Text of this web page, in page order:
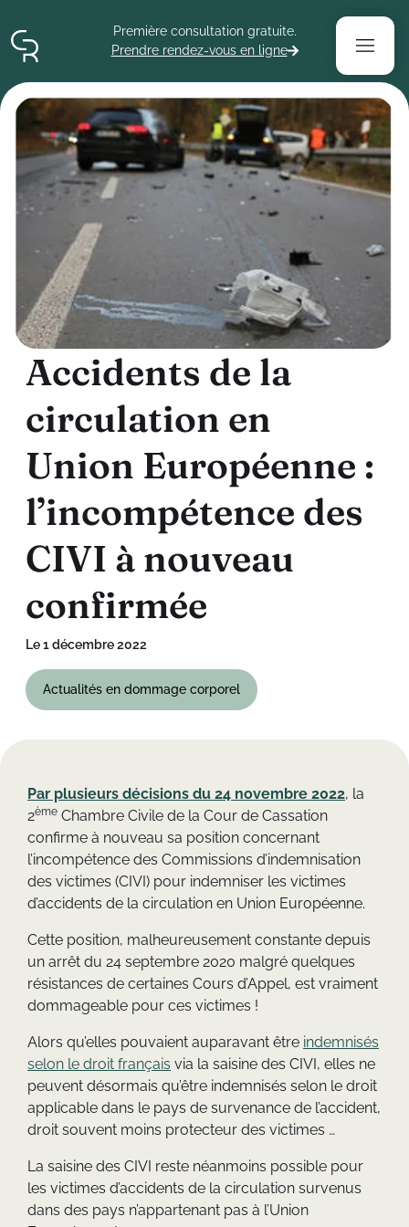
Première consultation gratuite.
Prendre rendez-vous en ligne
Accidents de la
circulation en
Union Européenne :
l’incompétence des
CIVI à nouveau
confirmée
Le 1 décembre 2022
Actualités en dommage corporel
Par plusieurs décisions du 24 novembre 2022, la
2ème Chambre Civile de la Cour de Cassation
confirme à nouveau sa position concernant
l’incompétence des Commissions d’indemnisation
des victimes (CIVI) pour indemniser les victimes
d’accidents de la circulation en Union Européenne.
Cette position, malheureusement constante depuis
un arrêt du 24 septembre 2020 malgré quelques
résistances de certaines Cours d’Appel, est vraiment
dommageable pour ces victimes !
Alors qu’elles pouvaient auparavant être indemnisés
selon le droit français via la saisine des CIVI, elles ne
peuvent désormais qu’être indemnisés selon le droit
applicable dans le pays de survenance de l’accident,
droit souvent moins protecteur des victimes …
La saisine des CIVI reste néanmoins possible pour
les victimes d’accidents de la circulation survenus
dans des pays n’appartenant pas à l’Union